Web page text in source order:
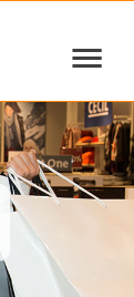
≡